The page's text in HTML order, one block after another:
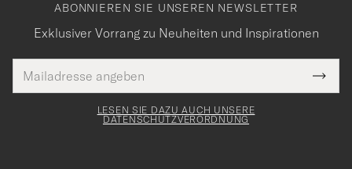
ABONNIEREN SIE UNSEREN NEWSLETTER
Exklusiver Vorrang zu Neuheiten und Inspirationen
Mail
Adresse
Tack
för
LESEN SIE DAZU AUCH UNSERE
DATENSCHUTZVERORDNUNG